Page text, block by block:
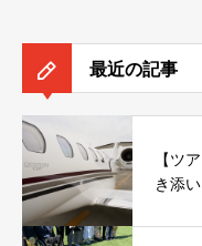
最近の記事
【ツ
き添い